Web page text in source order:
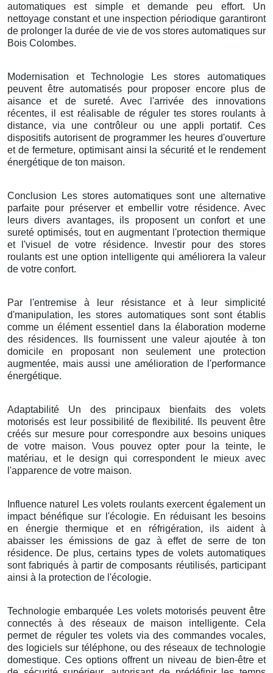
automatiques est simple et demande peu effort. Un
nettoyage constant et une inspection périodique garantiront
de prolonger la durée de vie de vos stores automatiques sur
Bois Colombes.
Modernisation et Technologie Les stores automatiques
peuvent être automatisés pour proposer encore plus de
aisance et de sureté. Avec l'arrivée des innovations
récentes, il est réalisable de réguler tes stores roulants à
distance, via une contrôleur ou une appli portatif. Ces
dispositifs autorisent de programmer les heures d'ouverture
et de fermeture, optimisant ainsi la sécurité et le rendement
énergétique de ton maison.
Conclusion Les stores automatiques sont une alternative
parfaite pour préserver et embellir votre résidence. Avec
leurs divers avantages, ils proposent un confort et une
sureté optimisés, tout en augmentant l'protection thermique
et l'visuel de votre résidence. Investir pour des stores
roulants est une option intelligente qui améliorera la valeur
de votre confort.
Par l'entremise à leur résistance et à leur simplicité
d'manipulation, les stores automatiques sont sont établis
comme un élément essentiel dans la élaboration moderne
des résidences. Ils fournissent une valeur ajoutée à ton
domicile en proposant non seulement une protection
augmentée, mais aussi une amélioration de l'performance
énergétique.
Adaptabilité Un des principaux bienfaits des volets
motorisés est leur possibilité de flexibilité. Ils peuvent être
créés sur mesure pour correspondre aux besoins uniques
de votre maison. Vous pouvez opter pour la teinte, le
matériau, et le design qui correspondent le mieux avec
l'apparence de votre maison.
Influence naturel Les volets roulants exercent également un
impact bénéfique sur l'écologie. En réduisant les besoins
en énergie thermique et en réfrigération, ils aident à
abaisser les émissions de gaz à effet de serre de ton
résidence. De plus, certains types de volets automatiques
sont fabriqués à partir de composants réutilisés, participant
ainsi à la protection de l'écologie.
Technologie embarquée Les volets motorisés peuvent être
connectés à des réseaux de maison intelligente. Cela
permet de réguler tes volets via des commandes vocales,
des logiciels sur téléphone, ou des réseaux de technologie
domestique. Ces options offrent un niveau de bien-être et